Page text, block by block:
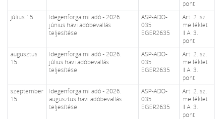
pont
július 15.
Idegenforgalmi adó - 2026.
június havi adóbevallás
teljesítése
ASP-ADO-
035
EGER2635
Art. 2. sz.
melléklet
II.A. 3.
pont
augusztus
15.
Idegenforgalmi adó - 2026.
július havi adóbevallás
teljesítése
ASP-ADO-
035
EGER2635
Art. 2. sz.
melléklet
II.A. 3.
pont
szeptember
15.
Idegenforgalmi adó - 2026.
augusztus havi adóbevallás
teljesítése
ASP-ADO-
035
EGER2635
Art. 2. sz.
melléklet
II.A. 3.
pont